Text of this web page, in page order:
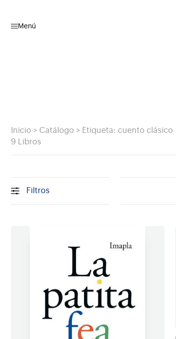
Menú
Inicio > Catálogo > Etiqueta: cuento clásico
9 Libros
Filtros